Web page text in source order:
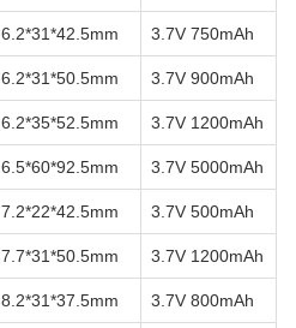
6.2*31*42.5mm 3.7V 750mAh
6.2*31*50.5mm 3.7V 900mAh
6.2*35*52.5mm 3.7V 1200mAh
6.5*60*92.5mm 3.7V 5000mAh
7.2*22*42.5mm 3.7V 500mAh
7.7*31*50.5mm 3.7V 1200mAh
8.2*31*37.5mm 3.7V 800mAh